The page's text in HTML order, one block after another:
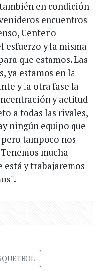
en condición
encuentros
Centeno
esfuerzo y la misma
que estamos. Las
ya estamos en la
y la otra fase la
y actitud
a todas las rivales,
ningún equipo que
tampoco nos
mucha
y trabajaremos